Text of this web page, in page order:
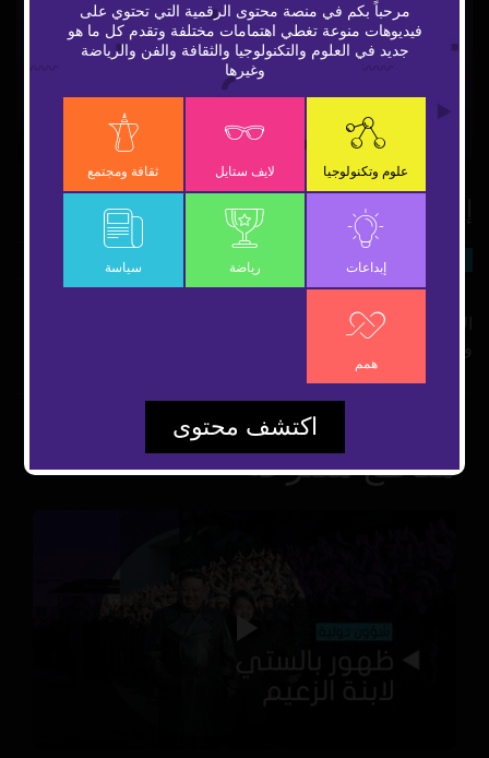
Play
Video
إنجازات الإمارات 2022
27 ديسمبر 2022
الإمارات تتصدر المؤشرات العالمية.. تمد يد العون للمحتاجين..
وتنقل رسالة السلام إلى العالم
مقاطع مقترحة
مرحباً بكم في منصة محتوى الرقمية التي تحتوي على
فيديوهات منوعة تغطي اهتمامات مختلفة وتقدم كل ما هو
جديد في العلوم والتكنولوجيا والثقافة والفن والرياضة
وغيرها
علوم وتكنولوجيا لايف ستايل ثقافة ومجتمع
إبداعات رياضة سياسة
همم
اكتشف محتوى